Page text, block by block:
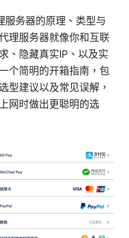
服务器的原理、类型与
理服务器就像你和互联
、隐藏真实IP、以及实
个简明的开箱指南，包
型建议以及常见误解，
网时做出更聪明的选